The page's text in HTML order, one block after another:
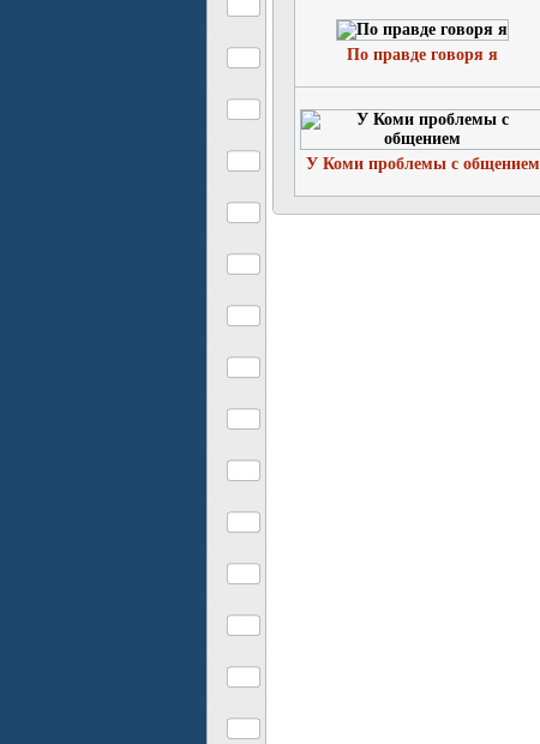
По правде говоря я
У Коми проблемы с общением